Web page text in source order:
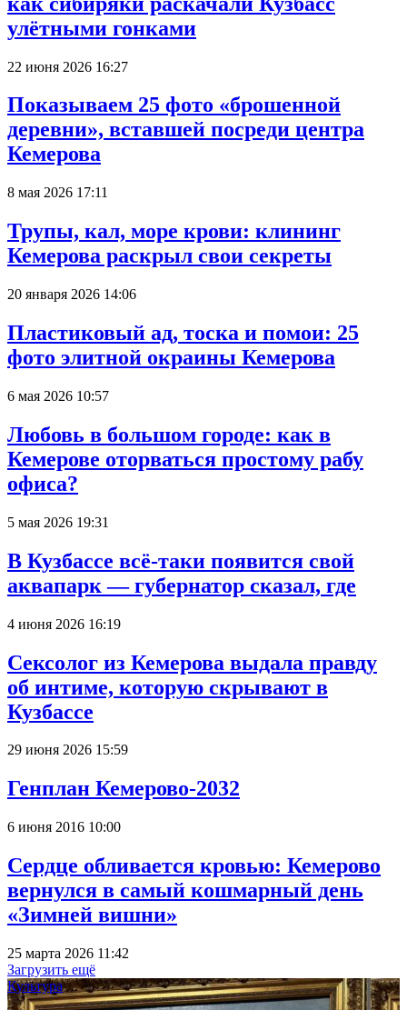
улётными гонками
22 июня 2026 16:27
Показываем 25 фото «брошенной
деревни», вставшей посреди центра
Кемерова
8 мая 2026 17:11
Трупы, кал, море крови: клининг
Кемерова раскрыл свои секреты
20 января 2026 14:06
Пластиковый ад, тоска и помои: 25
фото элитной окраины Кемерова
6 мая 2026 10:57
Любовь в большом городе: как в
Кемерове оторваться простому рабу
офиса?
5 мая 2026 19:31
В Кузбассе всё-таки появится свой
аквапарк — губернатор сказал, где
4 июня 2026 16:19
Сексолог из Кемерова выдала правду
об интиме, которую скрывают в
Кузбассе
29 июня 2026 15:59
Генплан Кемерово-2032
6 июня 2016 10:00
Сердце обливается кровью: Кемерово
вернулся в самый кошмарный день
«Зимней вишни»
25 марта 2026 11:42
Загрузить ещё
Культура